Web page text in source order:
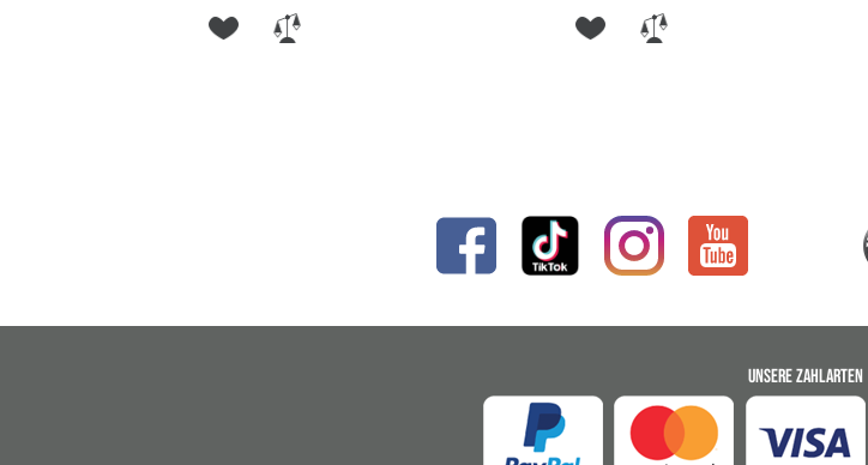
UNSERE ZAHLARTEN